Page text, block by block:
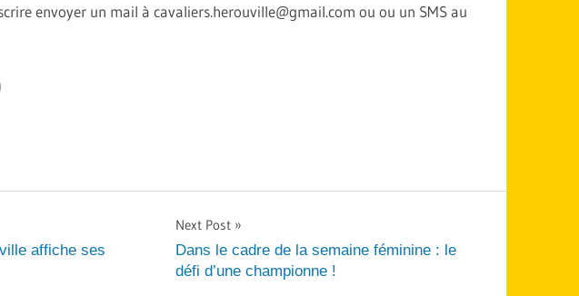
envoyer un mail à cavaliers.herouville@gmail.com ou ou un SMS au
affiche ses
Next Post
Dans le cadre de la semaine féminine : le
défi d’une championne !